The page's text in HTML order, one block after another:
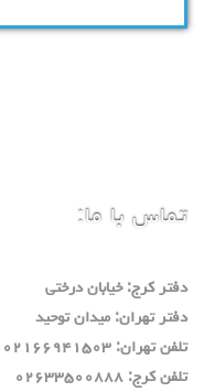
تماس با ما:
دفتر كرج: خيابان درختي
دفتر تهران: ميدان توحيد
تلفن تهران: ٠٢١٦٦٩٤١٥٠٣
تلفن كرج: ٠٢٦٣٣٥٠٠٨٨٨